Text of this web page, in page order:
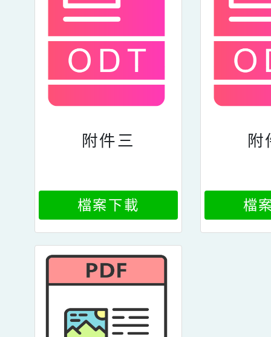
附件三
檔案下載
附
檔